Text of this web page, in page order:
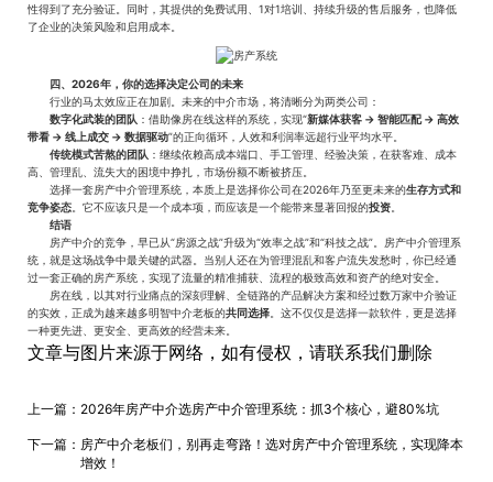
性得到了充分验证。同时，其提供的免费试用、1对1培训、持续升级的售后服务，也降低
了企业的决策风险和启用成本。
四、2026年，你的选择决定公司的未来
行业的马太效应正在加剧。未来的中介市场，将清晰分为两类公司：
数字化武装的团队 ：借助像房在线这样的系统，实现“新媒体获客 -> 智能匹配 -> 高效
带看 -> 线上成交 -> 数据驱动”的正向循环，人效和利润率远超行业平均水平。
传统模式苦熬的团队 ：继续依赖高成本端口、手工管理、经验决策，在获客难、成本
高、管理乱、流失大的困境中挣扎，市场份额不断被挤压。
选择一套房产中介管理系统，本质上是选择你公司在2026年乃至更未来的生存方式和
竞争姿态 。它不应该只是一个成本项，而应该是一个能带来显著回报的投资
结语
房产中介的竞争，早已从“房源之战”升级为“效率之战”和“科技之战”。房产中介管理系
统，就是这场战争中最关键的武器。当别人还在为管理混乱和客户流失发愁时，你已经通
过一套正确的房产系统，实现了流量的精准捕获、流程的极致高效和资产的绝对安全。
房在线，以其对行业痛点的深刻理解、全链路的产品解决方案和经过数万家中介验证
的实效，正成为越来越多明智中介老板的共同选择 。这不仅仅是选择一款软件，更是选择
一种更先进、更安全、更高效的经营未来。
文章与图片来源于网络，如有侵权，请联系我们删除
上一篇： 2026年房产中介选房产中介管理系统：抓3个核心，避80%坑
下一篇： 房产中介老板们，别再走弯路！选对房产中介管理系统，实现降本
增效！